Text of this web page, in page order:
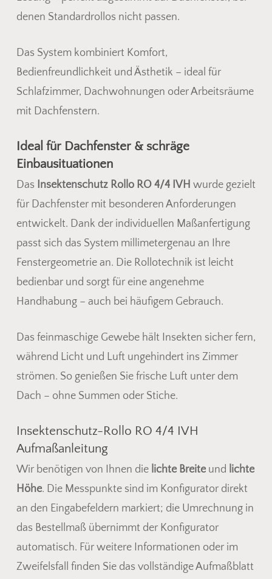
Es befinden sich keine Produkte
im Warenkorb.
Go To Shop
denen Standardrollos nicht passen.
Das System kombiniert Komfort,
Bedienfreundlichkeit und Ästhetik – ideal für
Schlafzimmer, Dachwohnungen oder Arbeitsräume
mit Dachfenstern.
Ideal für Dachfenster & schräge
Einbausituationen
Das Insektenschutz Rollo RO 4/4 IVH wurde gezielt
für Dachfenster mit besonderen Anforderungen
entwickelt. Dank der individuellen Maßanfertigung
passt sich das System millimetergenau an Ihre
Fenstergeometrie an. Die Rollotechnik ist leicht
bedienbar und sorgt für eine angenehme
Handhabung – auch bei häufigem Gebrauch.
Das feinmaschige Gewebe hält Insekten sicher fern,
während Licht und Luft ungehindert ins Zimmer
strömen. So genießen Sie frische Luft unter dem
Dach – ohne Summen oder Stiche.
Insektenschutz-Rollo RO 4/4 IVH
Aufmaßanleitung
Wir benötigen von Ihnen die lichte Breiteund lichte
Höhe. Die Messpunkte sind im Konfigurator direkt
an den Eingabefeldern markiert; die Umrechnung in
das Bestellmaß übernimmt der Konfigurator
automatisch. Für weitere Informationen oder im
Zweifelsfall finden Sie das vollständige Aufmaßblatt